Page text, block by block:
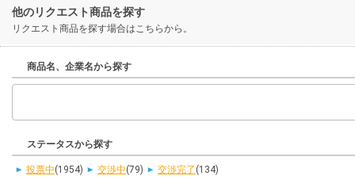
他のリクエスト商品を探す
リクエスト商品を探す場合はこちらから。
商品名、企業名から探す
ステータスから探す
投票中(1954) 交渉中(79) 交渉完了 (134)